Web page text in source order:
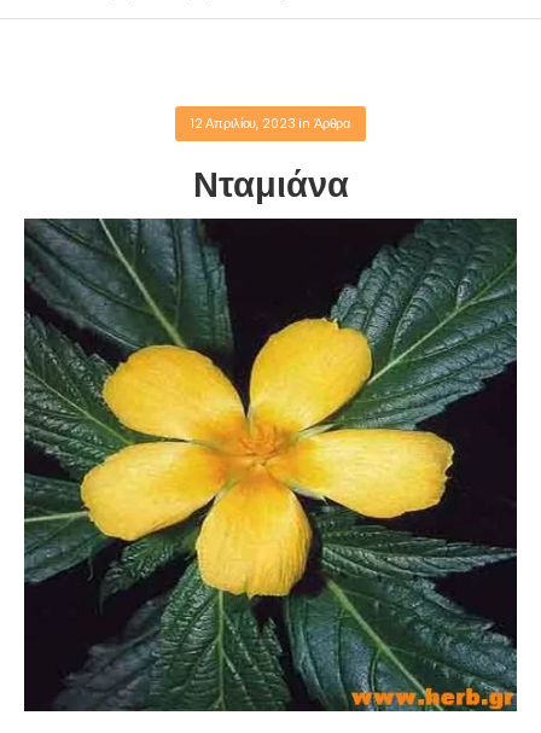
12 Απριλίου, 2023 in Άρθρα
Νταμιάνα